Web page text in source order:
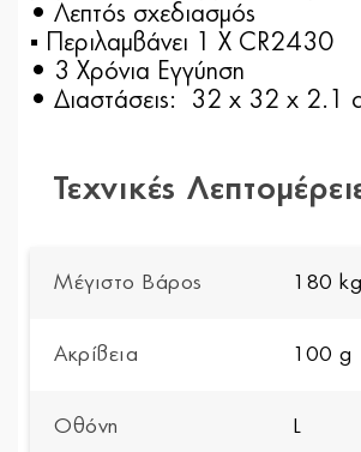
• Λεπτός σχεδιασμός
▪ Περιλαμβάνει 1 X CR2430
• 3 Χρόνια Εγγύηση
• Διαστάσεις: 32 x 32 x 2.1
Τεχνικές
Μέγιστο Βάρος 180 kg
Ακρίβεια 100 g
Οθόνη L